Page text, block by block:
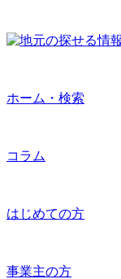
ホーム・検索
コラム
はじめての方
事業主の方